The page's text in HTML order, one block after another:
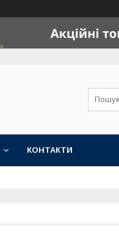
КОНТАКТИ